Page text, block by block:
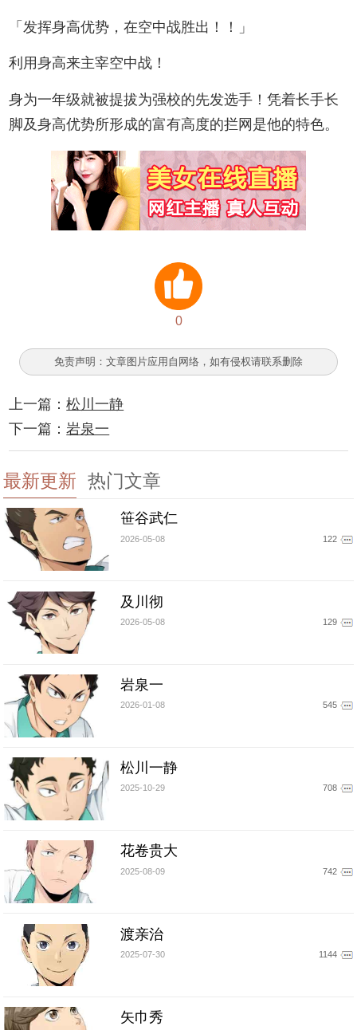
「发挥身高优势，在空中战胜出！！」
利用身高来主宰空中战！
身为一年级就被提拔为强校的先发选手！凭着长手长
脚及身高优势所形成的富有高度的拦网是他的特色。
0
免责声明：文章图片应用自网络，如有侵权请联系删除
上一篇：松川一静
下一篇：岩泉一
最新更新 热门文章
笹谷武仁
2026-05-08 122
及川彻
2026-05-08 129
岩泉一
2026-01-08 545
松川一静
2025-10-29 708
花卷贵大
2025-08-09 742
渡亲治
2025-07-30 1144
矢巾秀